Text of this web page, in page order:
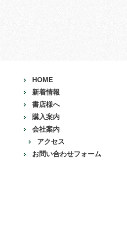
HOME
新着情報
書店様へ
購入案内
会社案内
アクセス
お問い合わせフォーム